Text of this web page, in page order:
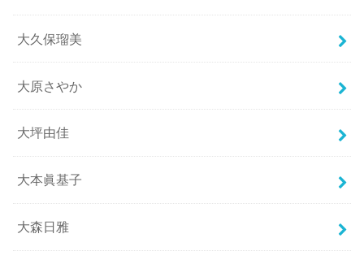
大久保瑠美
大原さやか
大坪由佳
大本眞基子
大森日雅